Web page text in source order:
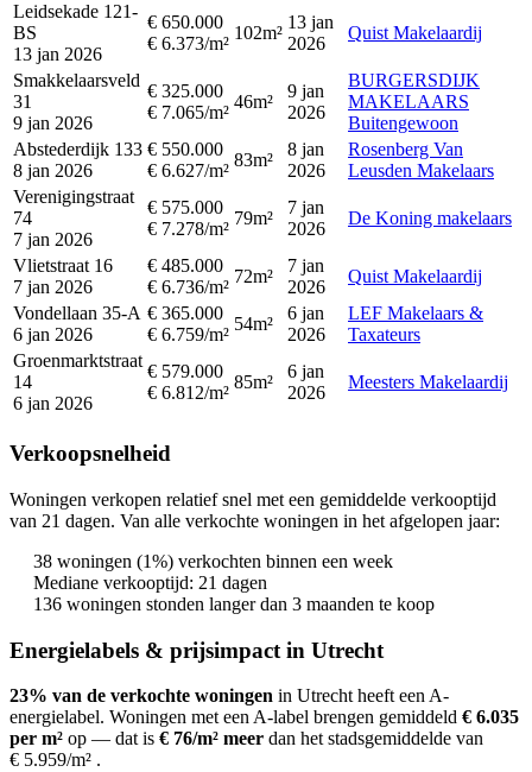
Leidsekade 121-
BS
13 jan 2026
€ 650.000
€ 6.373/m²
102m²
13 jan
2026
Quist Makelaardij
Smakkelaarsveld
31
9 jan 2026
€ 325.000
€ 7.065/m²
46m²
9 jan
2026
BURGERSDIJK
MAKELAARS
Buitengewoon
Abstederdijk 133
8 jan 2026
€ 550.000
€ 6.627/m²
83m²
8 jan
2026
Rosenberg Van
Leusden Makelaars
Verenigingstraat
74
7 jan 2026
€ 575.000
€ 7.278/m²
79m²
7 jan
2026
De Koning makelaars
Vlietstraat 16
7 jan 2026
€ 485.000
€ 6.736/m²
72m²
7 jan
2026
Quist Makelaardij
Vondellaan 35-A
6 jan 2026
€ 365.000
€ 6.759/m²
54m²
6 jan
2026
LEF Makelaars &
Taxateurs
Groenmarktstraat
14
6 jan 2026
€ 579.000
€ 6.812/m²
85m²
6 jan
2026
Meesters Makelaardij
Verkoopsnelheid
Woningen verkopen relatief snel met een gemiddelde verkooptijd
van 21 dagen. Van alle verkochte woningen in het afgelopen jaar:
38 woningen (1%) verkochten binnen een week
Mediane verkooptijd: 21 dagen
136 woningen stonden langer dan 3 maanden te koop
Energielabels & prijsimpact in Utrecht
23% van de verkochte woningen in Utrecht heeft een A-
energielabel. Woningen met een A-label brengen gemiddeld € 6.035
per m² op — dat is € 76/m² meer dan het stadsgemiddelde van
€ 5.959/m² .